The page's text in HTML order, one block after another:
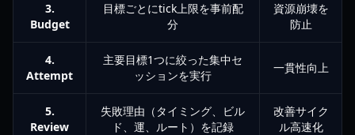
3.
Budget
目標ごとにtick上限を事前配
分
資源崩壊を
防止
4.
Attempt
主要目標1つに絞った集中セ
ッションを実行
一貫性向上
5.
Review
失敗理由（タイミング、ビル
ド、運、ルート）を記録
改善サイク
ル高速化